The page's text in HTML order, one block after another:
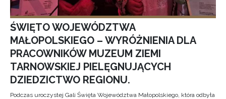
ŚWIĘTO WOJEWÓDZTWA
MAŁOPOLSKIEGO – WYRÓŻNIENIA DLA
PRACOWNIKÓW MUZEUM ZIEMI
TARNOWSKIEJ PIELĘGNUJĄCYCH
DZIEDZICTWO REGIONU.
Podczas uroczystej Gali Święta Województwa Małopolskiego, która odbyła